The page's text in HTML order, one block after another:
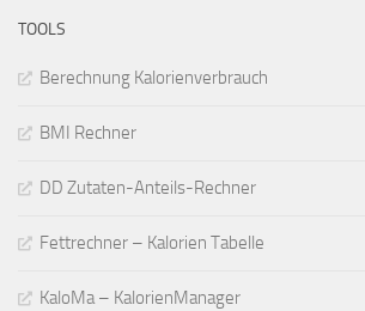
TOOLS
Berechnung Kalorienverbrauch
BMI Rechner
DD Zutaten-Anteils-Rechner
Fettrechner – Kalorien Tabelle
KaloMa – KalorienManager